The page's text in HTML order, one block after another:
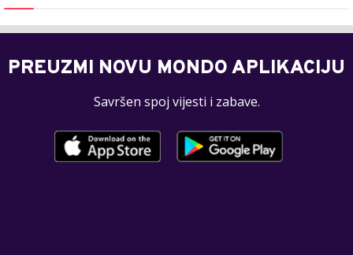
PREUZMI NOVU MONDO APLIKACIJU
Savršen spoj vijesti i zabave.